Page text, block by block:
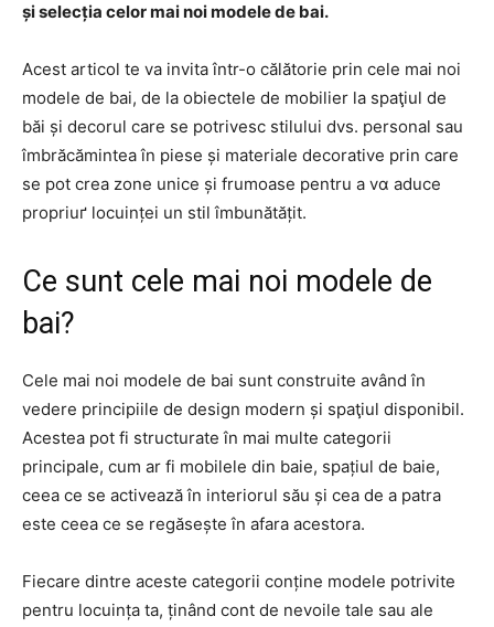
și selecția celor mai noi modele de bai.
Acest articol te va invita într-o călătorie prin cele mai noi
modele de bai, de la obiectele de mobilier la spaţiul de
băi și decorul care se potrivesc stilului dvs. personal sau
îmbrăcămintea în piese și materiale decorative prin care
se pot crea zone unice și frumoase pentru a vɑ aduce
propriuґ locuinței un stil îmbunătățit.
Ce sunt cele mai noi modele de
bai?
Cele mai noi modele de bai sunt construite având în
vedere principiile de design modern și spaţiul disponibil.
Acestea pot fi structurate în mai multe categorii
principale, cum ar fi mobilele din baie, spațiul de baie,
ceea ce se activează în interiorul său și cea de a patra
este ceea ce se regăsește în afara acestora.
Fiecare dintre aceste categorii conține modele potrivite
pentru locuința ta, ținând cont de nevoile tale sau ale